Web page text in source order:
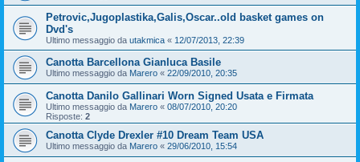
Petrovic,Jugoplastika,Galis,Oscar..old basket games on
Dvd's
Ultimo messaggio da utakmica « 12/07/2013, 22:39
Canotta Barcellona Gianluca Basile
Ultimo messaggio da Marero « 22/09/2010, 20:35
Canotta Danilo Gallinari Worn Signed Usata e Firmata
Ultimo messaggio da Marero « 08/07/2010, 20:20
Risposte: 2
Canotta Clyde Drexler #10 Dream Team USA
Ultimo messaggio da Marero « 29/06/2010, 15:54